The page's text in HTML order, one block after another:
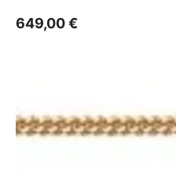
649,00€